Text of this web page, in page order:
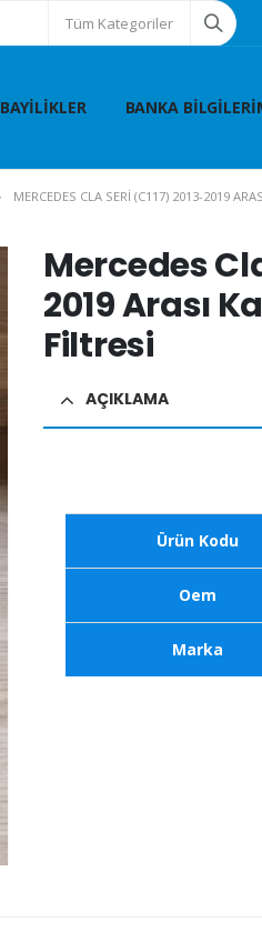
Tüm Kategoriler
BAYILIKLER BANKA
MERCEDES CLA SERI (C117) 2013-2019
Mercedes
2019 Arası
Filtresi
AÇIKLAMA
Ürün Kodu
Oem
Marka